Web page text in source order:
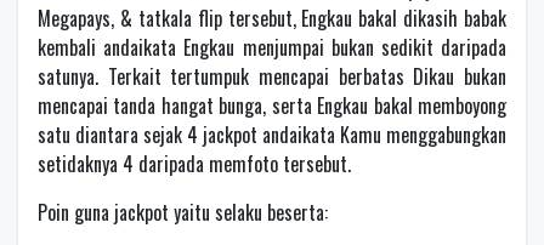
Megapays, & tatkala flip tersebut, Engkau bakal dikasih babak
kembali andaikata Engkau menjumpai bukan sedikit daripada
satunya. Terkait tertumpuk mencapai berbatas Dikau bukan
mencapai tanda hangat bunga, serta Engkau bakal memboyong
satu diantara sejak 4 jackpot andaikata Kamu menggabungkan
setidaknya 4 daripada memfoto tersebut.
Poin guna jackpot yaitu selaku beserta: